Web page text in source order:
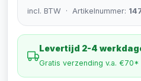
incl. BTW · Artikelnummer:
Levertijd 2-4
Gratis verzending v.a. €70*